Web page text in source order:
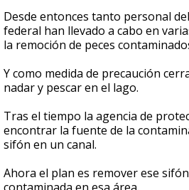
Desde entonces tanto personal
federal han llevado a cabo en
la remoción de peces
Y como medida de precaución
nadar y pescar en el lago.
Tras el tiempo la agencia de
encontrar la fuente de la
sifón en un canal.
Ahora el plan es remover ese